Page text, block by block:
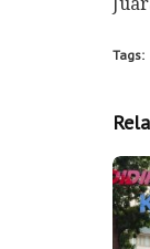
Tags: